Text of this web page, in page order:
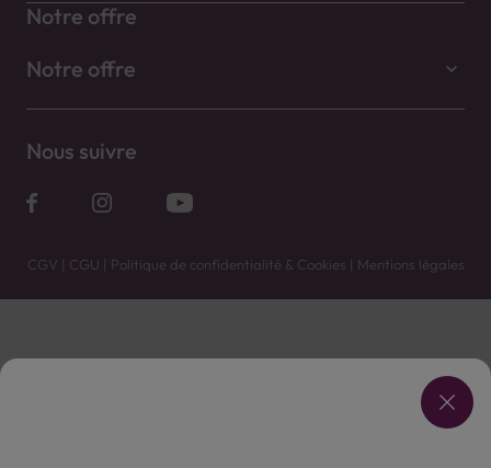
Notre offre
Notre offre
Nous suivre
CGV | CGU | Politique de confidentialité & Cookies | Mentions légales
Vente uniquement en caves. Contactez votre caviste pour plus de renseignements.
L'ABUS D'ALCOOL EST DANGEREUX POUR LA SANTÉ, À CONSOMMER AVEC MODÉRATION.